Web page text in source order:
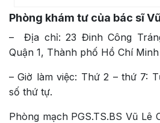
Phòng khám tư của bác sĩ
– Địa chỉ: 23 Đinh Công
Quận 1, Thành phố Hồ Chí Minh
– Giờ làm việc: Thứ 2 – thứ 7:
số thứ tự.
Phòng mạch PGS.TS.BS Vũ Lê